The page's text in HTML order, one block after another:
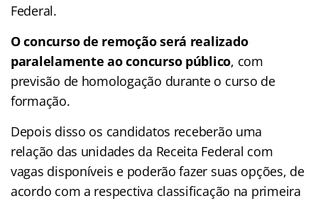
Federal.
O concurso de remoção será realizado
paralelamente ao concurso público, com
previsão de homologação durante o curso de
formação.
Depois disso os candidatos receberão uma
relação das unidades da Receita Federal com
vagas disponíveis e poderão fazer suas opções, de
acordo com a respectiva classificação na primeira